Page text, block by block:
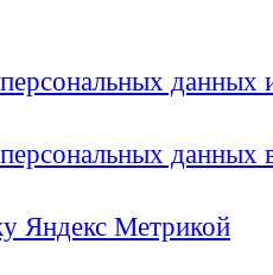
персональных
Яндекс Метрикой